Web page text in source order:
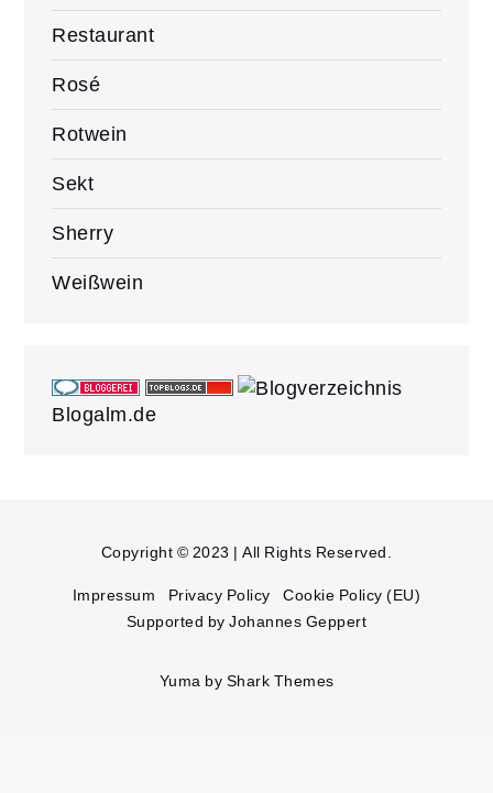
Restaurant
Rosé
Rotwein
Sekt
Sherry
Weißwein
Blogalm.de
Copyright © 2023 | All Rights Reserved.
Impressum Privacy Policy
Cookie Policy (EU)
Supported by Johannes Geppert
Yuma by Shark Themes